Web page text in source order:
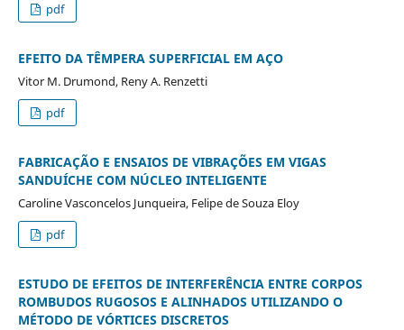
pdf
EFEITO DA TÊMPERA SUPERFICIAL EM AÇO
Vitor M. Drumond, Reny A. Renzetti
pdf
FABRICAÇÃO E ENSAIOS DE VIBRAÇÕES EM VIGAS
SANDUÍCHE COM NÚCLEO INTELIGENTE
Caroline Vasconcelos Junqueira, Felipe de Souza Eloy
pdf
ESTUDO DE EFEITOS DE INTERFERÊNCIA ENTRE CORPOS
ROMBUDOS RUGOSOS E ALINHADOS UTILIZANDO O
MÉTODO DE VÓRTICES DISCRETOS